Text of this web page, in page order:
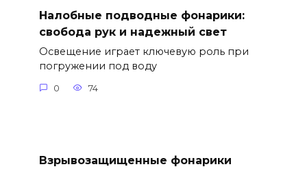
Налобные подводные фонарики:
свобода рук и надежный свет
Освещение играет ключевую роль при
погружении под воду
0 74
Взрывозащищенные фонарики